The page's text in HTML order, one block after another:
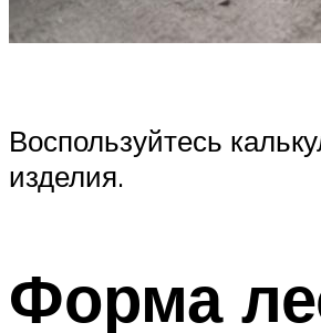
Воспользуйтесь
изделия.
Форма